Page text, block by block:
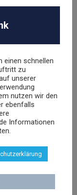
einen schnellen
zu
unserer
nutzen wir den
ebenfalls
Informationen